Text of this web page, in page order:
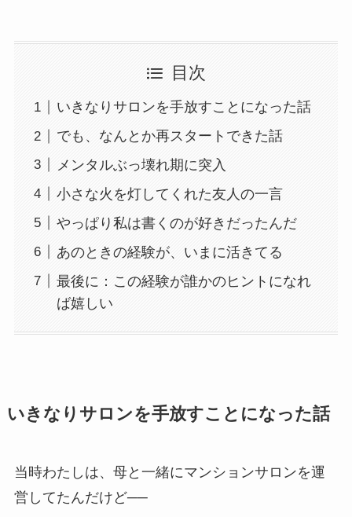
目次
いきなりサロンを手放すことになった話
でも、なんとか再スタートできた話
メンタルぶっ壊れ期に突入
小さな火を灯してくれた友人の一言
やっぱり私は書くのが好きだったんだ
あのときの経験が、いまに活きてる
最後に：この経験が誰かのヒントになれ
ば嬉しい
いきなりサロンを手放すことになった話
当時わたしは、母と一緒にマンションサロンを運
営してたんだけど──